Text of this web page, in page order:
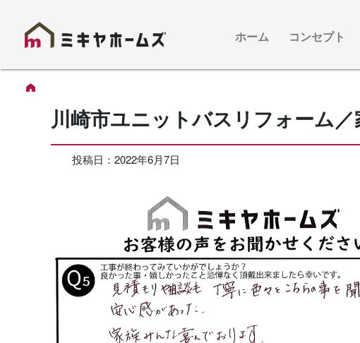
ホーム コンセプト
川崎市ユニットバスリフォーム／
投稿日： 2022年6月7日